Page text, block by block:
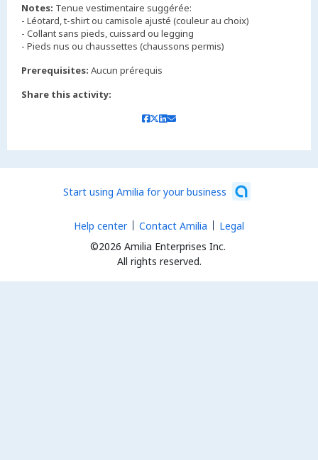
Notes: Tenue vestimentaire suggérée:
- Léotard, t-shirt ou camisole ajusté (couleur au choix)
- Collant sans pieds, cuissard ou legging
Prerequisites: Aucun prérequis
Share this activity:
Start using Amilia for your business
©2026 Amilia Enterprises Inc.
All rights reserved.
Help center Contact Amilia Legal